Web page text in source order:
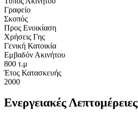
Γραφείο
Σκοπός
Προς Ενοικίαση
Χρήσεις Γης
Γενική Κατοικία
Εμβαδόν Ακινήτου
800 τ.μ
Έτος Κατασκευής
2000
Ενεργειακές Λεπτομέρειες